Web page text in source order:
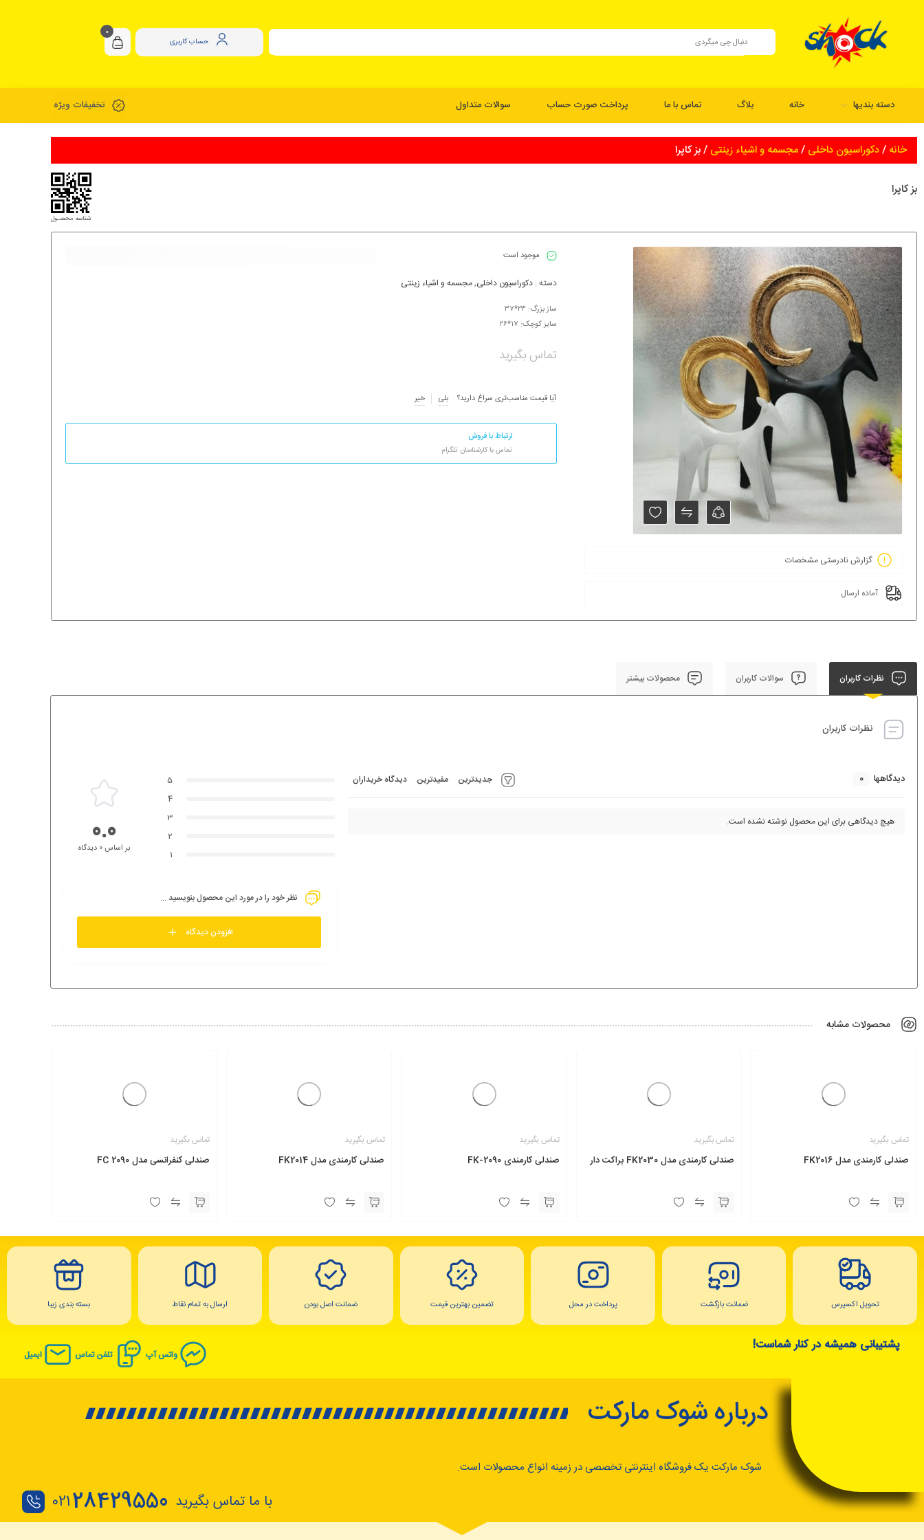
حساب کاربری
0
دسته بندیها خانه بلاگ تماس با ما پرداخت صورت حساب سوالات متداول تخفیفات ویژه
خانه /دکوراسیون داخلی /مجسمه و اشیاء زینتی / بز کاپرا
بز کاپرا
شناسه محصـول
گزارش نادرستی مشخصات
آماده ارسال
موجود است
دسته :دکوراسیون داخلی,مجسمه و اشیاء زینتی
ساز بزرگ: ۲۳*۳۷
سایز کوچک: ۱۷*۲۶
تماس بگیرید
آیا قیمت مناسب‌تری سراغ دارید؟ بلی خیر
ارتباط با فروش
تماس با کارشناسان تلگرام
نظرات کاربران سوالات کاربران محصولات بیشتر
نظرات کاربران
دیدگاهها 0 جدیدترین مفیدترین دیدگاه خریداران
هیچ دیدگاهی برای این محصول نوشته نشده است.
5
4
3
2
1
0.0
بر اساس 0 دیدگاه
نظر خود را در مورد این محصول بنویسید ...
افزودن دیدگاه
محصولات مشابه
تماس بگیرید
صندلی کارمندی مدل FK2016
تماس بگیرید
صندلی کارمندی مدل FK2030 براکت دار
تماس بگیرید
صندلی کارمندی FK-2090
تماس بگیرید
صندلی کارمندی مدل FK2014
تماس بگیرید
صندلی کنفرانسی مدل FC 2090
تحویل اکسپرس ضمانت بازگشت پرداخت در محل تضمین بهترین قیمت ضمانت اصل بودن ارسال به تمام نقاط بسته بندی زیبا
پشتیبانی همیشه در کنار شماست!
واتس آپ تلفن تماس ایمیل
درباره شوک مارکت
شوک مارکت یک فروشگاه اینترنتی تخصصی در زمینه انواع محصولات است.
28429550
021 با ما تماس بگیرید